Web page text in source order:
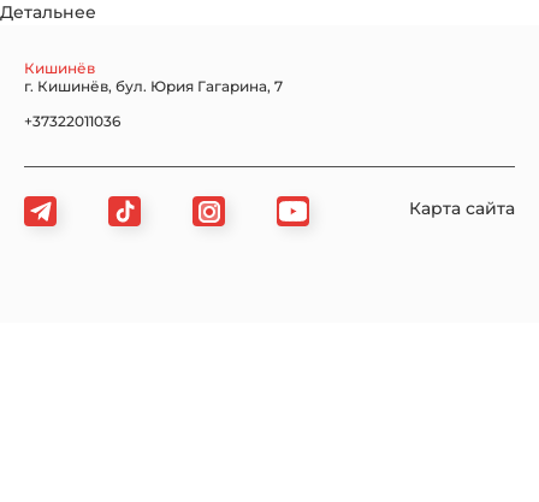
Детальнее
Кишинёв
г. Кишинёв, бул. Юрия Гагарина, 7
+37322011036
Карта сайта